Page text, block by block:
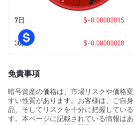
7日 $-0.00000015
30日 $-0.00000028
免責事項
暗号資産の価格は、市場リスクや価格
すい性質があります。お客様は、ご自
品、そしてリスクを十分に把握してい
す。本ページに記載されている情報は